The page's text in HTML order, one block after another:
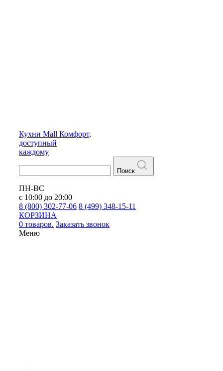
Кухни Mall Комфорт,
доступный
каждому
Поиск
ПН-ВС
с 10:00 до 20:00
8 (800) 302-77-06 8 (499) 348-15-11
КОРЗИНА
0 товаров. Заказать звонок
Меню